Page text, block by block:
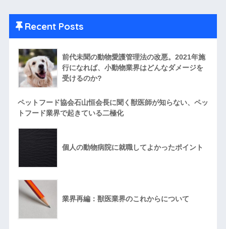
Recent Posts
前代未聞の動物愛護管理法の改悪。2021年施
行になれば、小動物業界はどんなダメージを
受けるのか?
ペットフード協会石山恒会長に聞く獣医師が知らない、ペッ
トフード業界で起きている二極化
個人の動物病院に就職してよかったポイント
業界再編：獣医業界のこれからについて